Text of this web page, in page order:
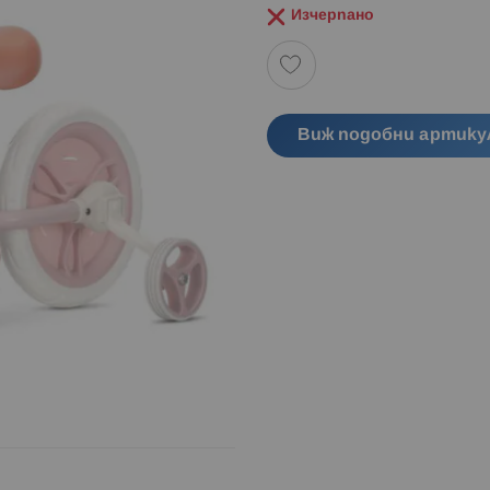
Изчерпано
Виж подобни